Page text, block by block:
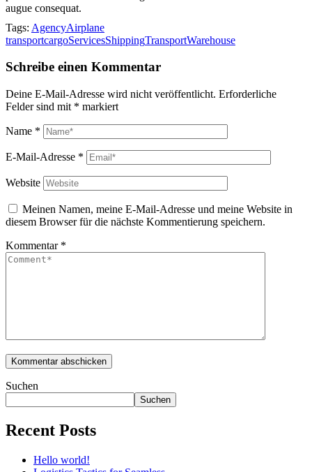
augue consequat.
Tags: AgencyAirplane
transportcargoServicesShippingTransportWarehouse
Schreibe einen Kommentar
Deine E-Mail-Adresse wird nicht veröffentlicht. Erforderliche
Felder sind mit * markiert
Name *
E-Mail-Adresse *
Website
Meinen Namen, meine E-Mail-Adresse und meine Website in
diesem Browser für die nächste Kommentierung speichern.
Kommentar *
Suchen
Suchen
Recent Posts
Hello world!